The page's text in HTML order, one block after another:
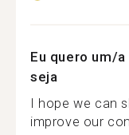
Eu quero um/
seja
I hope we can
improve our